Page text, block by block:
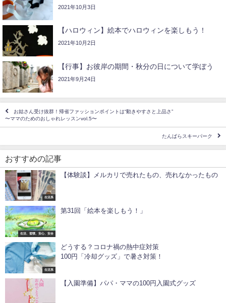
2021年10月3日
【ハロウィン】絵本でハロウィンを楽しもう！
2021年10月2日
【行事】お彼岸の期間・秋分の日について学ぼう
2021年9月24日
お姑さん受け抜群！帰省ファッションポイントは“動きやすさと上品さ”
〜ママのためのおしゃれレッスンvol.5〜
たんばらスキーパーク
おすすめの記事
生活系
【体験談】メルカリで売れたもの、売れなかったもの
生活、習慣、安心、安全
第31回「絵本を楽しもう！」
生活系
どうする？コロナ禍の熱中症対策
100円「冷却グッズ」で暑さ対策！
【入園準備】パパ・ママの100円入園式グッズ